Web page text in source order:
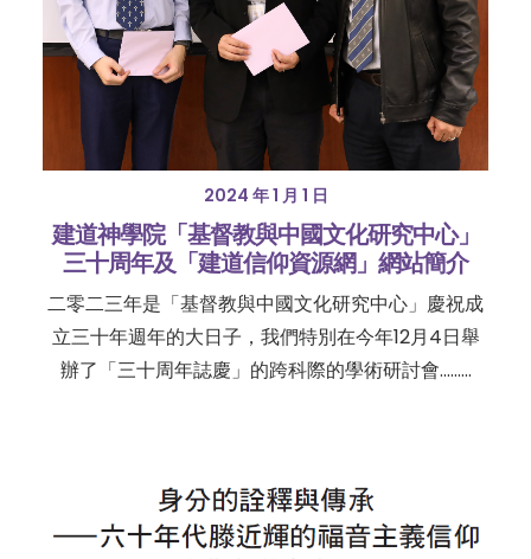
2024 年 1 月 1 日
建道神學院「基督教與中國文化研究中心」
三十周年及「建道信仰資源網」網站簡介
二零二三年是「基督教與中國文化研究中心」慶祝成
立三十年週年的大日子，我們特別在今年12月4日舉
辦了「三十周年誌慶」的跨科際的學術研討會......…